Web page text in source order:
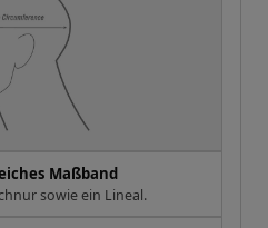
Maßband
sowie ein Lineal.